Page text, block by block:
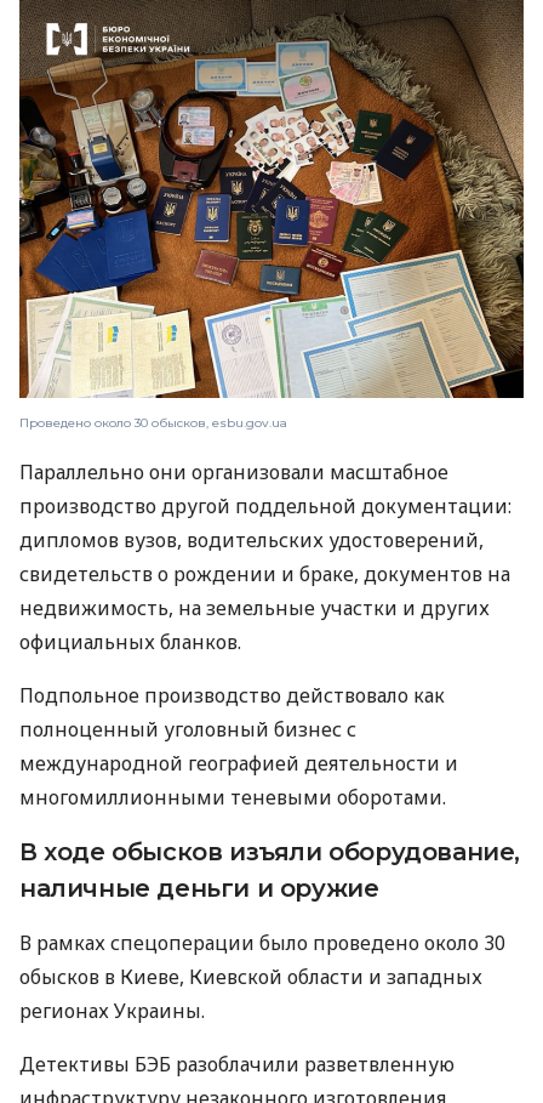
Проведено около 30 обысков, esbu.gov.ua
Параллельно они организовали масштабное
производство другой поддельной документации:
дипломов вузов, водительских удостоверений,
свидетельств о рождении и браке, документов на
недвижимость, на земельные участки и других
официальных бланков.
Подпольное производство действовало как
полноценный уголовный бизнес с
международной географией деятельности и
многомиллионными теневыми оборотами.
В ходе обысков изъяли оборудование,
наличные деньги и оружие
В рамках спецоперации было проведено около 30
обысков в Киеве, Киевской области и западных
регионах Украины.
Детективы БЭБ разоблачили разветвленную